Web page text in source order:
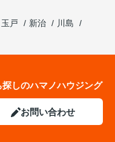
玉戸 新治
川島
しのハマノハウジング
お問い合わせ